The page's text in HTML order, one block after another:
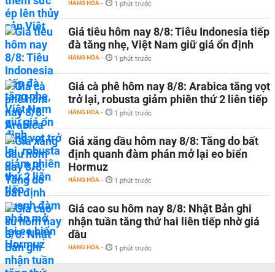
HÀNG HÓA - 1 phút trước
Giá tiêu hôm nay 8/8: Tiêu Indonesia tiếp
đà tăng nhẹ, Việt Nam giữ giá ổn định
HÀNG HÓA - 1 phút trước
Giá cà phê hôm nay 8/8: Arabica tăng vọt
trở lại, robusta giảm phiên thứ 2 liên tiếp
HÀNG HÓA - 1 phút trước
Giá xăng dầu hôm nay 8/8: Tăng do bất
định quanh đàm phán mở lại eo biển
Hormuz
HÀNG HÓA - 1 phút trước
Giá cao su hôm nay 8/8: Nhật Bản ghi
nhận tuần tăng thứ hai liên tiếp nhờ giá
dầu
HÀNG HÓA - 1 phút trước